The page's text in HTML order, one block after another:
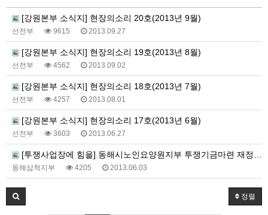
[강원본부 소식지] 현장의소리 20호(2013년 9월)
선전부 9615 2013.09.27
[강원본부 소식지] 현장의소리 19호(2013년 8월)
선전부 4562 2013.09.02
[강원본부 소식지] 현장의소리 18호(2013년 7월)
선전부 4257 2013.08.01
[강원본부 소식지] 현장의소리 17호(2013년 6월)
선전부 3603 2013.06.27
[투쟁사업장에 힘을] 동해시노인요양원지부 투쟁기금마련 재정사업에 함께 해주세요
동해삼척지부 4205 2013.06.03
정렬